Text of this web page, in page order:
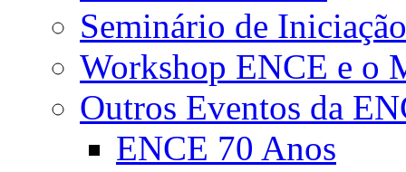
Seminário de
Workshop ENCE e o
Outros Eventos da
ENCE 70 Anos